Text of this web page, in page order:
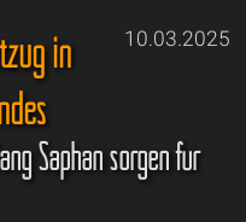
10.03.2025
in
Saphan sorgen für